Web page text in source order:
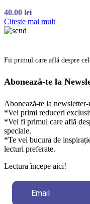
40.00 lei
Citește mai mult
Fii primul care află despre
Abonează-te la
Abonează-te la
*Vei primi reduceri
*Vei fi primul care află
speciale.
*Te vei bucura de
lecturi preferate.
Lectura începe aici!